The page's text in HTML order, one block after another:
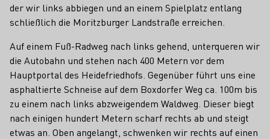
der wir links abbiegen und an einem Spielplatz entlang
schließlich die Moritzburger Landstraße erreichen.
Auf einem Fuß-Radweg nach links gehend, unterqueren wir
die Autobahn und stehen nach 400 Metern vor dem
Hauptportal des Heidefriedhofs. Gegenüber führt uns eine
asphaltierte Schneise auf dem Boxdorfer Weg ca. 100m bis
zu einem nach links abzweigendem Waldweg. Dieser biegt
nach einigen hundert Metern scharf rechts ab und steigt
etwas an. Oben angelangt, schwenken wir rechts auf einen